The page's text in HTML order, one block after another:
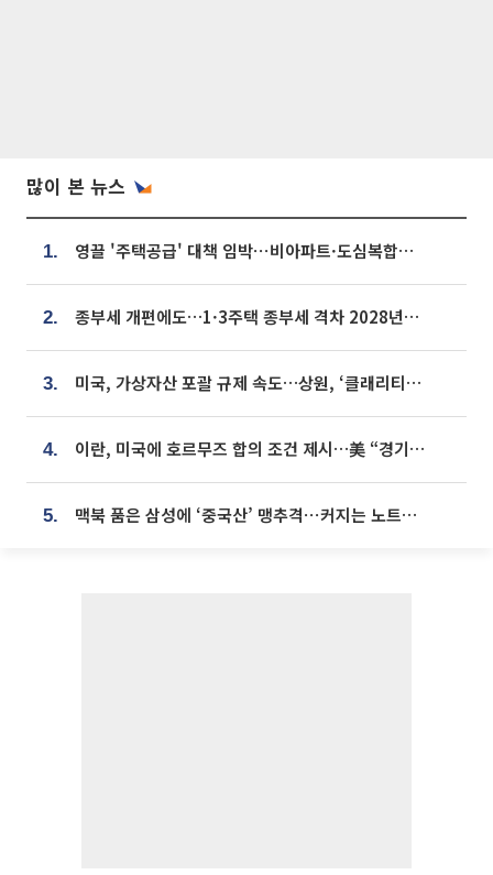
많이 본 뉴스
1. 영끌 '주택공급' 대책 임박⋯비아파트·도심복합까지 총동원
2. 종부세 개편에도…1·3주택 종부세 격차 2028년부터 확대
3. 미국, 가상자산 포괄 규제 속도…상원, ‘클래리티법’ 9월 절차투표 추진
4. 이란, 미국에 호르무즈 합의 조건 제시…美 “경기 아직 안 끝나” [종합]
5. 맥북 품은 삼성에 ‘중국산’ 맹추격⋯커지는 노트북 OLED 시장